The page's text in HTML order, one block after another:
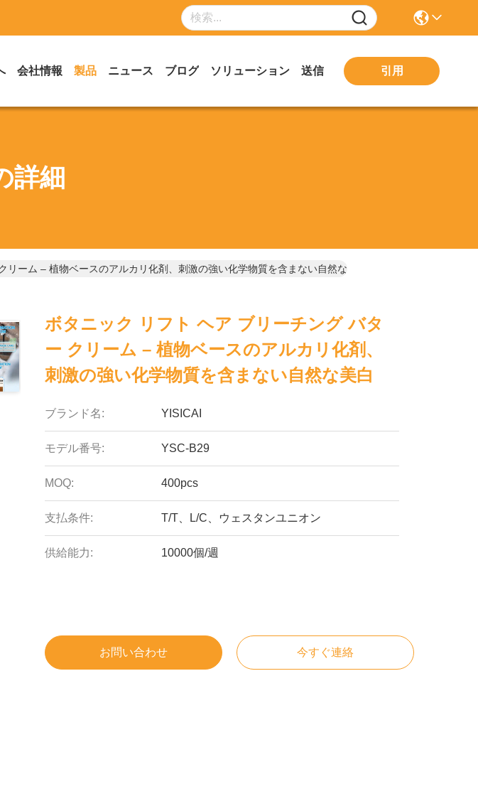
会社情報 製品 ニュース ブログ ソリューション 送信 引用
詳細
ーム – 植物ベースのアルカリ化剤、刺激の強い化学物質を含まない自然な美白
ボタニック リフト ヘア ブリーチング バタ
ー クリーム – 植物ベースのアルカリ化剤、
刺激の強い化学物質を含まない自然な美白
ブランド名: YISICAI
モデル番号: YSC-B29
MOQ: 400pcs
支払条件: T/T、L/C、ウェスタンユニオン
供給能力: 10000個/週
お問い合わせ 今すぐ連絡